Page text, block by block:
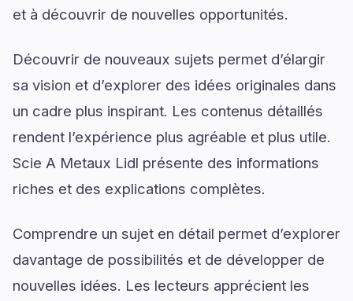
et à découvrir de nouvelles opportunités.
Découvrir de nouveaux sujets permet d’élargir
sa vision et d’explorer des idées originales dans
un cadre plus inspirant. Les contenus détaillés
rendent l’expérience plus agréable et plus utile.
Scie A Metaux Lidl présente des informations
riches et des explications complètes.
Comprendre un sujet en détail permet d’explorer
davantage de possibilités et de développer de
nouvelles idées. Les lecteurs apprécient les